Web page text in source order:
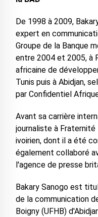
De 1998 à 2009,
expert en
Groupe de la Banque
entre 2004 et 2005, à
africaine de
Tunis puis à Abidjan,
par Confidentiel
Avant sa carrière
journaliste à
ivoirien, dont il a été
également collaboré
l'agence de presse
Bakary Sanogo est
de la communication
Boigny (UFHB)